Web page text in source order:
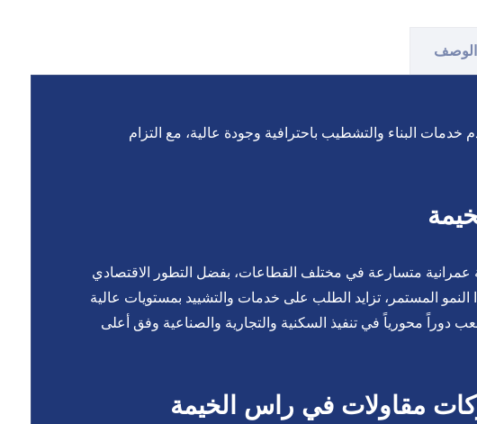
الوصف
البناء والتشطيب باحترافية وجودة عالية، مع التزام
عمرانية متسارعة في مختلف القطاعات، بفضل التطور الاقتصادي
النمو المستمر، تزايد الطلب على خدمات والتشييد بمستويات عالية
محورياً في تنفيذ السكنية والتجارية والصناعية وفق أعلى
مقاولات في راس الخيمة